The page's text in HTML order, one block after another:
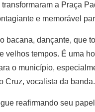
a Praça
e memorável
bacana, dançante, que
velhos tempos. É uma
o município,
Cruz, vocalista da banda.
reafirmando seu